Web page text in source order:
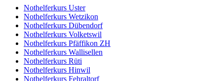
Nothelferkurs Uster
Nothelferkurs Wetzikon
Nothelferkurs Dübendorf
Nothelferkurs Volketswil
Nothelferkurs Pfäffikon ZH
Nothelferkurs Wallisellen
Nothelferkurs Rüti
Nothelferkurs Hinwil
Nothelferkurs Fehraltorf